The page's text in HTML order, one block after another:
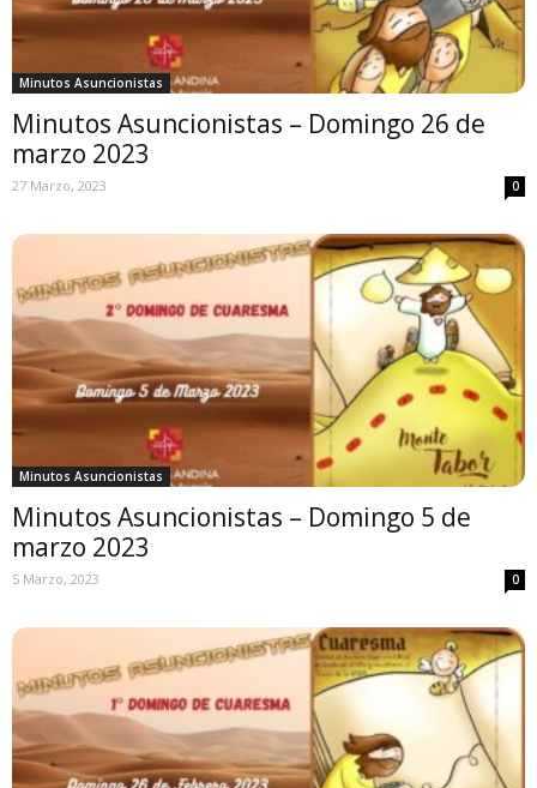
Minutos Asuncionistas
Minutos Asuncionistas – Domingo 26 de
marzo 2023
27 Marzo, 2023 0
Minutos Asuncionistas
Minutos Asuncionistas – Domingo 5 de
marzo 2023
5 Marzo, 2023 0